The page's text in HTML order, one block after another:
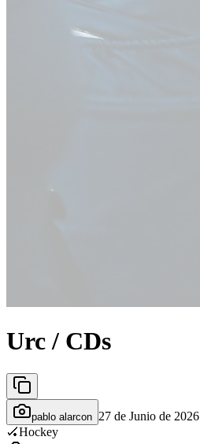
Urc / CDs
pablo alarcon 27 de Junio de 2026
🏑Hockey